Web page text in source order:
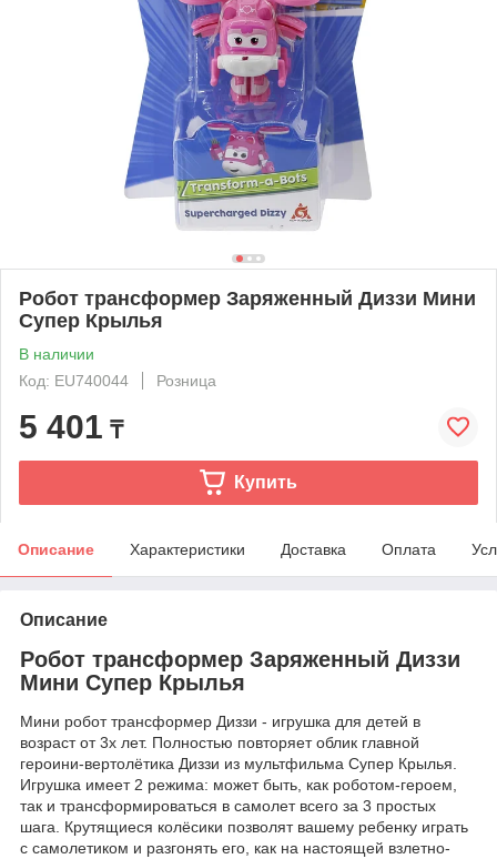
Робот трансформер Заряженный Диззи Мини
Супер Крылья
В наличии
Код: EU740044
Розница
5 401 ₸
Купить
Описание Характеристики Доставка Оплата
Описание
Робот трансформер Заряженный Диззи
Мини Супер Крылья
Мини робот трансформер Диззи - игрушка для детей в
возраст от 3х лет. Полностью повторяет облик главной
героини-вертолётика Диззи из мультфильма Супер Крылья.
Игрушка имеет 2 режима: может быть, как роботом-героем,
так и трансформироваться в самолет всего за 3 простых
шага. Крутящиеся колёсики позволят вашему ребенку играть
с самолетиком и разгонять его, как на настоящей взлетно-